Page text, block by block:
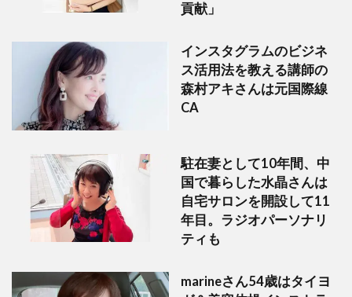
貢献」
インスタグラムのビジネ
ス活用法を教える講師の
森村アキさんは元国際線
CA
駐在妻として10年間、中
国で暮らした水晶さんは
自宅サロンを開設して11
年目。ラジオパーソナリ
ティも
marineさん54歳はタイヨ